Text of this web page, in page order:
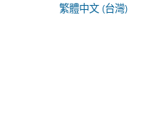
繁體中文 (台灣)